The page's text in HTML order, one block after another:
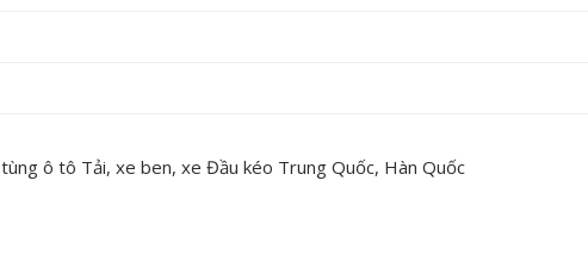
ô tô Tải, xe ben, xe Đầu kéo Trung Quốc, Hàn Quốc